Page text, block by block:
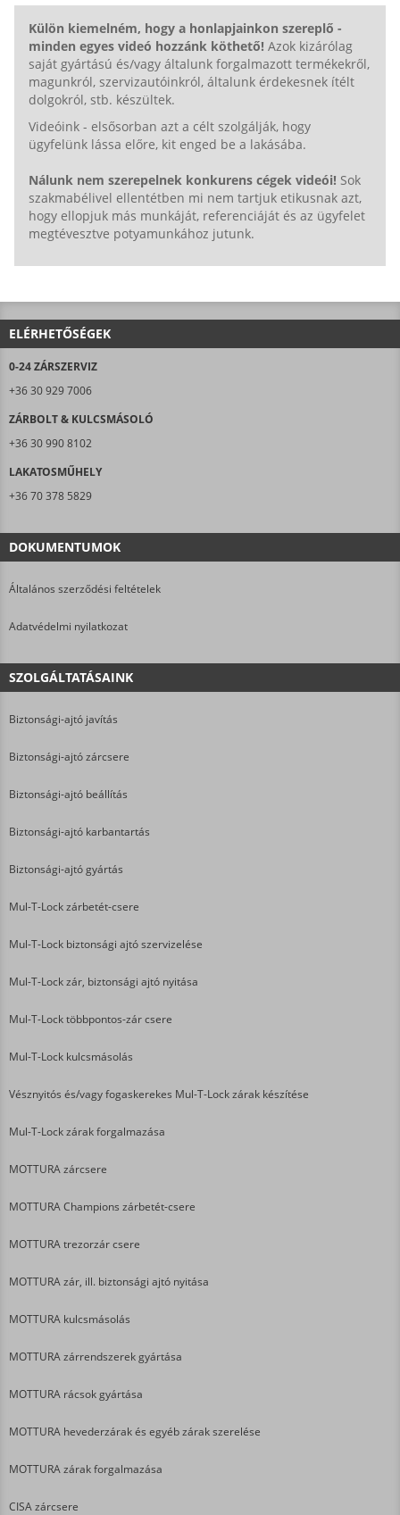
Külön kiemelném, hogy a honlapjainkon szereplő -
minden egyes videó hozzánk köthető! Azok kizárólag
saját gyártású és/vagy általunk forgalmazott termékekről,
magunkról, szervizautóinkról, általunk érdekesnek ítélt
dolgokról, stb. készültek.
Videóink - elsősorban azt a célt szolgálják, hogy
ügyfelünk lássa előre, kit enged be a lakásába.
Nálunk nem szerepelnek konkurens cégek videói! Sok
szakmabélivel ellentétben mi nem tartjuk etikusnak azt,
hogy ellopjuk más munkáját, referenciáját és az ügyfelet
megtévesztve potyamunkához jutunk.
ELÉRHETŐSÉGEK
0-24 ZÁRSZERVIZ
+36 30 929 7006
ZÁRBOLT & KULCSMÁSOLÓ
+36 30 990 8102
LAKATOSMŰHELY
+36 70 378 5829
DOKUMENTUMOK
Általános szerződési feltételek
Adatvédelmi nyilatkozat
SZOLGÁLTATÁSAINK
Biztonsági-ajtó javítás
Biztonsági-ajtó zárcsere
Biztonsági-ajtó beállítás
Biztonsági-ajtó karbantartás
Biztonsági-ajtó gyártás
Mul-T-Lock zárbetét-csere
Mul-T-Lock biztonsági ajtó szervizelése
Mul-T-Lock zár, biztonsági ajtó nyitása
Mul-T-Lock többpontos-zár csere
Mul-T-Lock kulcsmásolás
Vésznyitós és/vagy fogaskerekes Mul-T-Lock zárak készítése
Mul-T-Lock zárak forgalmazása
MOTTURA zárcsere
MOTTURA Champions zárbetét-csere
MOTTURA trezorzár csere
MOTTURA zár, ill. biztonsági ajtó nyitása
MOTTURA kulcsmásolás
MOTTURA zárrendszerek gyártása
MOTTURA rácsok gyártása
MOTTURA hevederzárak és egyéb zárak szerelése
MOTTURA zárak forgalmazása
CISA zárcsere